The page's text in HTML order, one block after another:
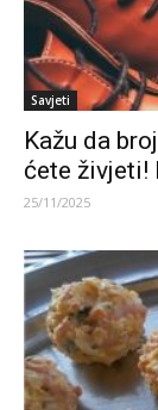
Savjeti
Kažu da
ćete živjeti!
25/11/2025